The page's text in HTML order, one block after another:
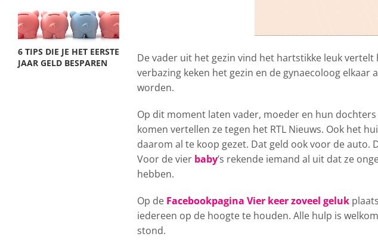
6 TIPS DIE JE HET EERSTE
JAAR GELD BESPAREN
De vader uit het gezin vind het hartstikke leuk vertelt
verbazing keken het gezin en de gynaecoloog elkaar
worden.
Op dit moment laten vader, moeder en hun
komen vertellen ze tegen het RTL Nieuws. Ook het
daarom al te koop gezet. Dat geld ook voor de auto.
Voor de vier baby’s rekende iemand al uit dat ze
hebben.
Op de Facebookpagina Vier keer zoveel geluk
iedereen op de hoogte te houden. Alle hulp is
stond.